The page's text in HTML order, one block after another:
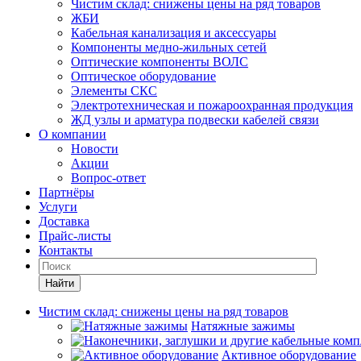
Чистим склад: снижены цены на ряд товаров
ЖБИ
Кабельная канализация и аксессуары
Компоненты медно-жильных сетей
Оптические компоненты ВОЛС
Оптическое оборудование
Элементы СКС
Электротехническая и пожароохранная продукция
ЖД узлы и арматура подвески кабелей связи
О компании
Новости
Акции
Вопрос-ответ
Партнёры
Услуги
Доставка
Прайс-листы
Контакты
Найти
Чистим склад: снижены цены на ряд товаров
Натяжные зажимы
Активное оборудование